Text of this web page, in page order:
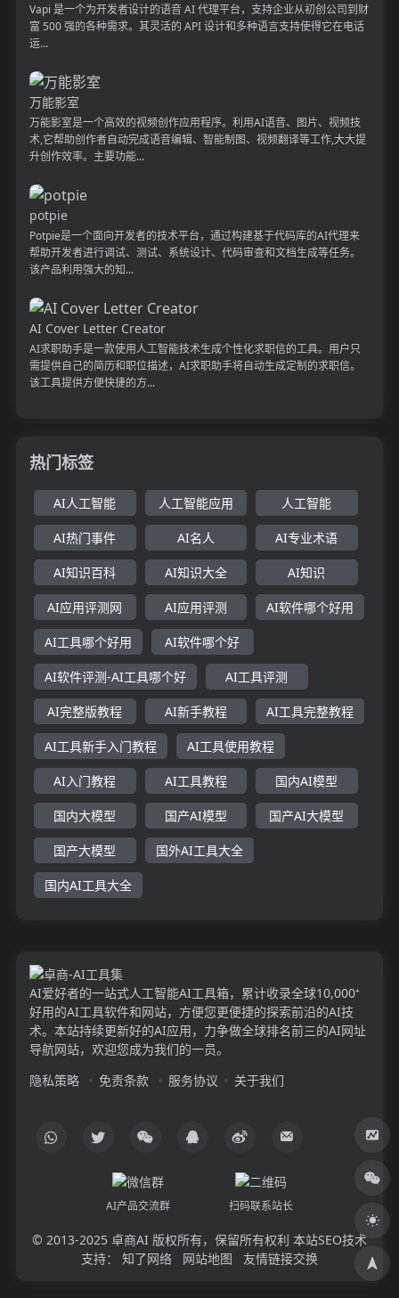
Vapi 是一个为开发者设计的语音 AI 代理平台，支持企业从初创公司到财
富 500 强的各种需求。其灵活的 API 设计和多种语言支持使得它在电话
运...
万能影室
万能影室是一个高效的视频创作应用程序。利用AI语音、图片、视频技
术,它帮助创作者自动完成语音编辑、智能制图、视频翻译等工作,大大提
升创作效率。主要功能...
potpie
Potpie是一个面向开发者的技术平台，通过构建基于代码库的AI代理来
帮助开发者进行调试、测试、系统设计、代码审查和文档生成等任务。
该产品利用强大的知...
AI Cover Letter Creator
AI求职助手是一款使用人工智能技术生成个性化求职信的工具。用户只
需提供自己的简历和职位描述，AI求职助手将自动生成定制的求职信。
该工具提供方便快捷的方...
热门标签
AI人工智能 人工智能应用 人工智能
AI热门事件 AI名人 AI专业术语
AI知识百科 AI知识大全 AI知识
AI应用评测网 AI应用评测 AI软件哪个好用
AI工具哪个好用 AI软件哪个好
AI软件评测-AI工具哪个好 AI工具评测
AI完整版教程 AI新手教程 AI工具完整教程
AI工具新手入门教程 AI工具使用教程
AI入门教程 AI工具教程 国内AI模型
国内大模型 国产AI模型 国产AI大模型
国产大模型 国外AI工具大全
国内AI工具大全
AI爱好者的一站式人工智能AI工具箱，累计收录全球10,000⁺
好用的AI工具软件和网站，方便您更便捷的探索前沿的AI技
术。本站持续更新好的AI应用，力争做全球排名前三的AI网址
导航网站，欢迎您成为我们的一员。
隐私策略
免责条款 服务协议 关于我们
AI产品交流群 扫码联系站长
© 2013-2025 卓商AI 版权所有，保留所有权利 本站SEO技术
支持：
知了网络 网站地图 友情链接交换